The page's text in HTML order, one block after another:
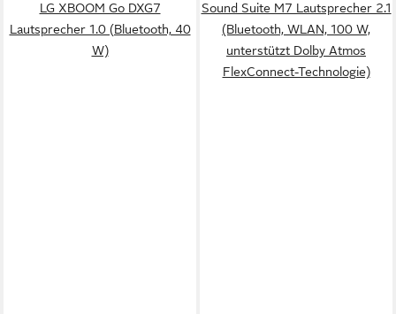
LG XBOOM Go DXG7
Lautsprecher 1.0 (Bluetooth, 40
W)
Sound Suite M7 Lautsprecher 2.1
(Bluetooth, WLAN, 100 W,
unterstützt Dolby Atmos
FlexConnect-Technologie)